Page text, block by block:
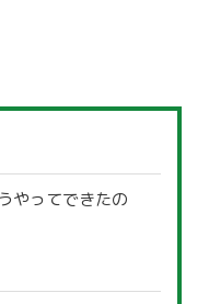
やってできたの